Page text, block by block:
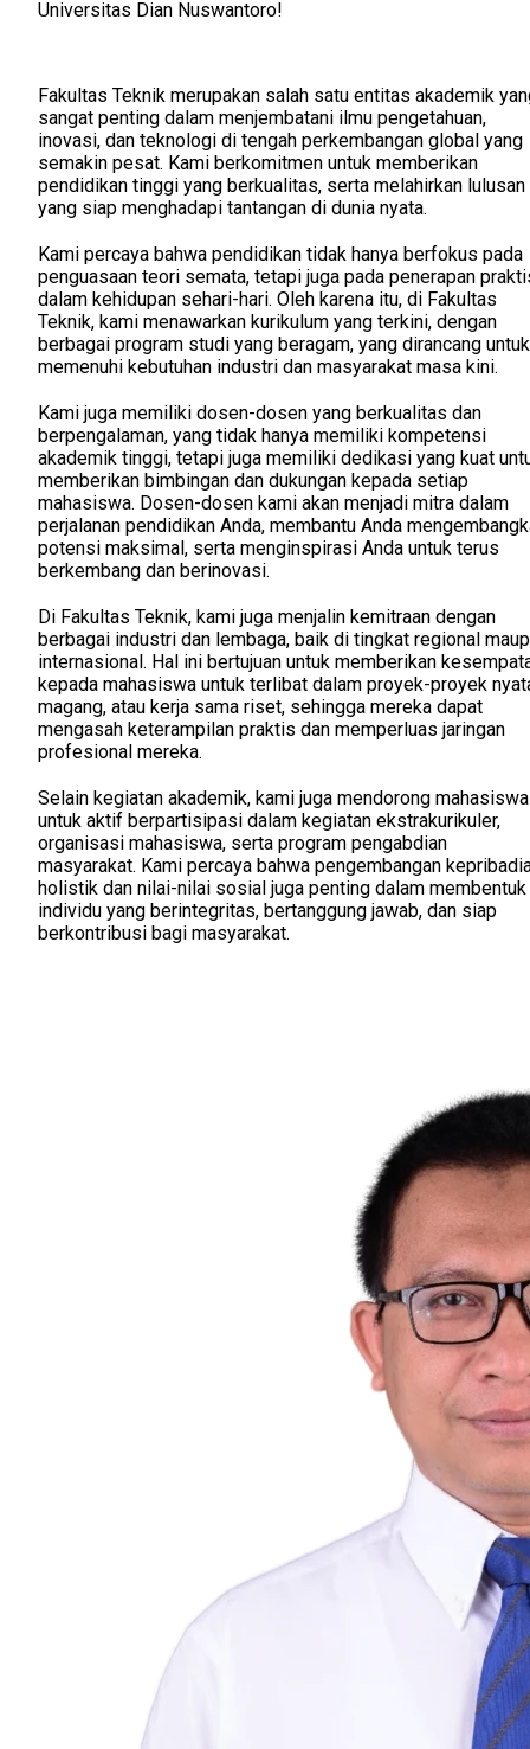
Universitas Dian Nuswantoro!
Fakultas Teknik merupakan salah satu entitas akademik
sangat penting dalam menjembatani ilmu pengetahuan,
inovasi, dan teknologi di tengah perkembangan global yang
semakin pesat. Kami berkomitmen untuk memberikan
pendidikan tinggi yang berkualitas, serta melahirkan lulusan
yang siap menghadapi tantangan di dunia nyata.
Kami percaya bahwa pendidikan tidak hanya berfokus pada
penguasaan teori semata, tetapi juga pada penerapan
dalam kehidupan sehari-hari. Oleh karena itu, di Fakultas
Teknik, kami menawarkan kurikulum yang terkini, dengan
berbagai program studi yang beragam, yang dirancang untuk
memenuhi kebutuhan industri dan masyarakat masa kini.
Kami juga memiliki dosen-dosen yang berkualitas dan
berpengalaman, yang tidak hanya memiliki kompetensi
akademik tinggi, tetapi juga memiliki dedikasi yang kuat
memberikan bimbingan dan dukungan kepada setiap
mahasiswa. Dosen-dosen kami akan menjadi mitra dalam
perjalanan pendidikan Anda, membantu Anda
potensi maksimal, serta menginspirasi Anda untuk terus
berkembang dan berinovasi.
Di Fakultas Teknik, kami juga menjalin kemitraan dengan
berbagai industri dan lembaga, baik di tingkat regional
internasional. Hal ini bertujuan untuk memberikan
kepada mahasiswa untuk terlibat dalam proyek-proyek
magang, atau kerja sama riset, sehingga mereka dapat
mengasah keterampilan praktis dan memperluas jaringan
profesional mereka.
Selain kegiatan akademik, kami juga mendorong mahasiswa
untuk aktif berpartisipasi dalam kegiatan ekstrakurikuler,
organisasi mahasiswa, serta program pengabdian
masyarakat. Kami percaya bahwa pengembangan
holistik dan nilai-nilai sosial juga penting dalam membentuk
individu yang berintegritas, bertanggung jawab, dan siap
berkontribusi bagi masyarakat.